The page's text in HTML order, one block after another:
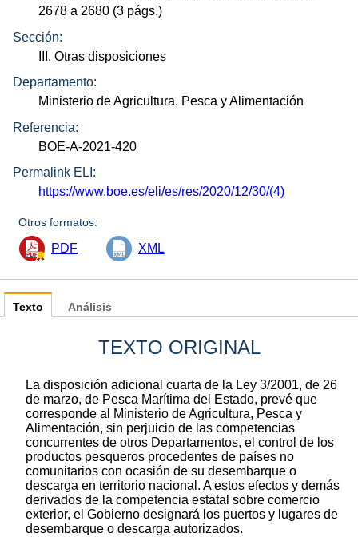
2678 a 2680 (3 págs.)
Sección:
III. Otras disposiciones
Departamento:
Ministerio de Agricultura, Pesca y Alimentación
Referencia:
BOE-A-2021-420
Permalink ELI:
https://www.boe.es/eli/es/res/2020/12/30/(4)
Otros formatos:
PDF XML
Texto
TEXTO ORIGINAL
La disposición adicional cuarta de la Ley 3/2001, de 26
de marzo, de Pesca Marítima del Estado, prevé que
corresponde al Ministerio de Agricultura, Pesca y
Alimentación, sin perjuicio de las competencias
concurrentes de otros Departamentos, el control de los
productos pesqueros procedentes de países no
comunitarios con ocasión de su desembarque o
descarga en territorio nacional. A estos efectos y demás
derivados de la competencia estatal sobre comercio
exterior, el Gobierno designará los puertos y lugares de
desembarque o descarga autorizados.
Análisis